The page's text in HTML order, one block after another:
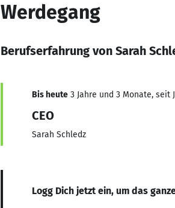
Werdegang
Berufserfahrung von Sarah
Bis heute 3 Jahre und 3 Monate, seit
CEO
Sarah Schledz
Logg Dich jetzt ein, um das